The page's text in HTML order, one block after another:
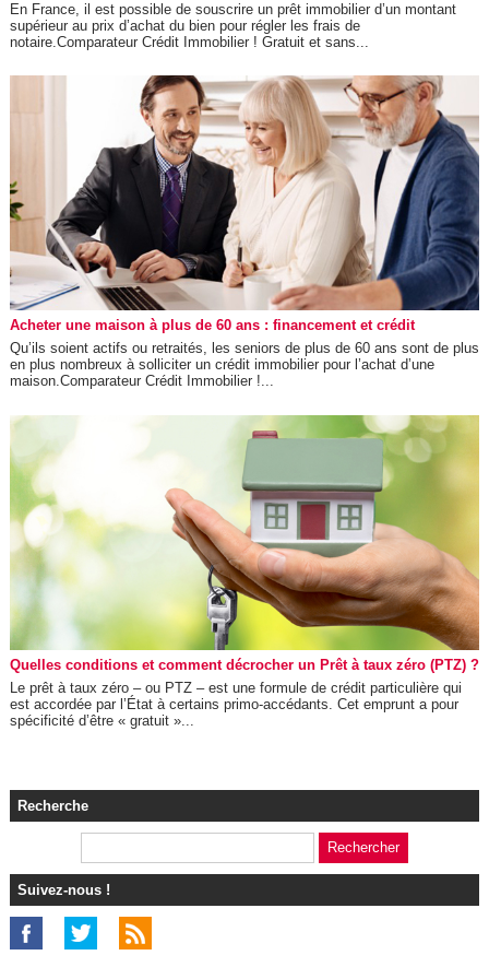
En France, il est possible de souscrire un prêt immobilier d’un montant
supérieur au prix d’achat du bien pour régler les frais de
notaire.Comparateur Crédit Immobilier ! Gratuit et sans...
Acheter une maison à plus de 60 ans : financement et crédit
Qu’ils soient actifs ou retraités, les seniors de plus de 60 ans sont de plus
en plus nombreux à solliciter un crédit immobilier pour l’achat d’une
maison.Comparateur Crédit Immobilier !...
Quelles conditions et comment décrocher un Prêt à taux zéro (PTZ) ?
Le prêt à taux zéro – ou PTZ – est une formule de crédit particulière qui
est accordée par l’État à certains primo-accédants. Cet emprunt a pour
spécificité d’être « gratuit »...
Recherche
Suivez-nous !